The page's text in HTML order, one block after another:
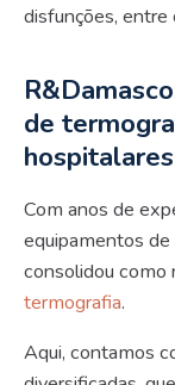
disfunções, entre
de
hospitalares
Com anos de
equipamentos
consolidou como
termografia.
Aqui, contamos